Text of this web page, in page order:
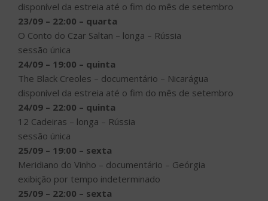
disponível da estreia até o fim do mês de setembro
23/09 – 22:00 – quarta
O Conto do Czar Saltan – longa – Rússia
sessão única
24/09 – 19:00 – quinta
The Black Creoles – documentário – Nicarágua
disponível da estreia até o fim do mês de setembro
24/09 – 22:00 – quinta
12 Cadeiras – longa – Rússia
sessão única
25/09 – 19:00 – sexta
Meridiano do Vinho – documentário – Geórgia
exibição por tempo indeterminado
25/09 – 22:00 – sexta